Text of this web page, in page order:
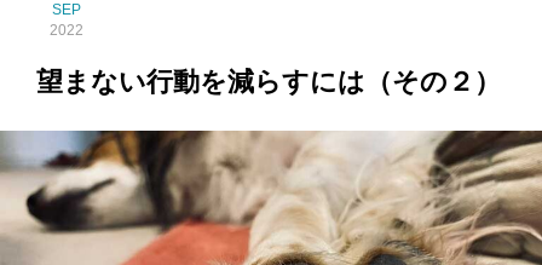
SEP
2022
望まない行動を減らすには（その２）